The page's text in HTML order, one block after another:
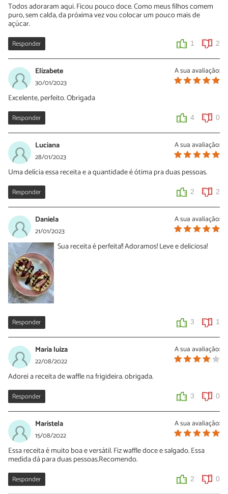
Todos adoraram aqui. Ficou pouco doce. Como meus filhos comem
puro, sem calda, da próxima vez vou colocar um pouco mais de
açúcar.
Responder 1 2
A sua avaliação:
Elizabete
30/01/2023
Excelente, perfeito. Obrigada
Responder 4 0
A sua avaliação:
Luciana
28/01/2023
Uma delícia essa receita e a quantidade é ótima pra duas pessoas.
Responder 2 2
A sua avaliação:
Daniela
21/01/2023
Sua receita é perfeita!! Adoramos! Leve e deliciosa!
Responder 3 1
A sua avaliação:
Maria luiza
22/08/2022
Adorei a receita de waffle na frigideira. obrigada.
Responder 3 0
A sua avaliação:
Maristela
15/08/2022
Essa receita é muito boa e versátil. Fiz waffle doce e salgado. Essa
medida dá para duas pessoas.Recomendo.
Responder 2 0